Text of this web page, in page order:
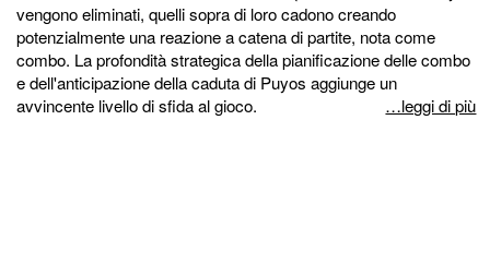
vengono eliminati, quelli sopra di loro cadono creando
potenzialmente una reazione a catena di partite, nota come
combo. La profondità strategica della pianificazione delle combo
e dell'anticipazione della caduta di Puyos aggiunge un
avvincente livello di sfida al gioco.
…leggi di più